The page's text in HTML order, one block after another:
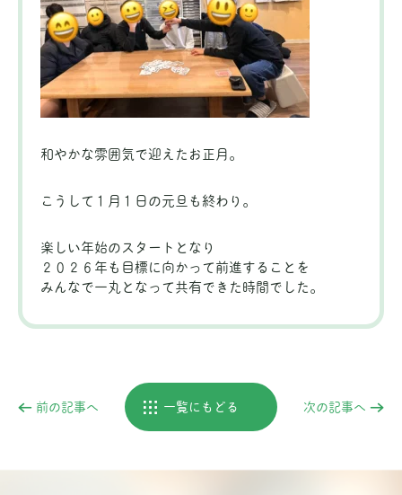
和やかな雰囲気で迎えたお正月。
こうして１月１日の元旦も終わり。
楽しい年始のスタートとなり
２０２６年も目標に向かって前進することを
みんなで一丸となって共有できた時間でした。
前の記事へ 一覧にもどる 次の記事へ